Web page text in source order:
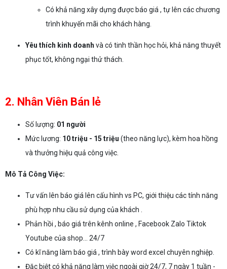
Có khả năng xây dựng được báo giá , tự lên các chương
trình khuyến mãi cho khách hàng.
Yêu thích kinh doanh và có tinh thần học hỏi, khả năng thuyết
phục tốt, không ngại thử thách.
2. Nhân Viên Bán lẻ
Số lượng: 01 người
Mức lương: 10 triệu - 15 triệu (theo năng lực), kèm hoa hồng
và thưởng hiệu quả công việc.
Mô Tả Công Việc:
Tư vấn lên báo giá lên cấu hình vs PC, giới thiệu các tính năng
phù hợp nhu cầu sử dụng của khách .
Phản hồi , báo giá trên kênh online , Facebook Zalo Tiktok
Youtube của shop... 24/7
Có kĩ năng làm báo giá , trình bày word excel chuyên nghiệp.
Đặc biệt có khả năng làm việc ngoài giờ 24/7, 7 ngày 1 tuần -